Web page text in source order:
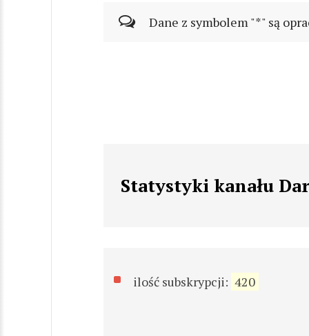
Dane z symbolem "*" są
Statystyki kanału
ilość subskrypcji: 420